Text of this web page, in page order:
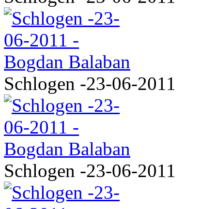
Schlogen -23-06-2011
Schlogen -23-06-2011